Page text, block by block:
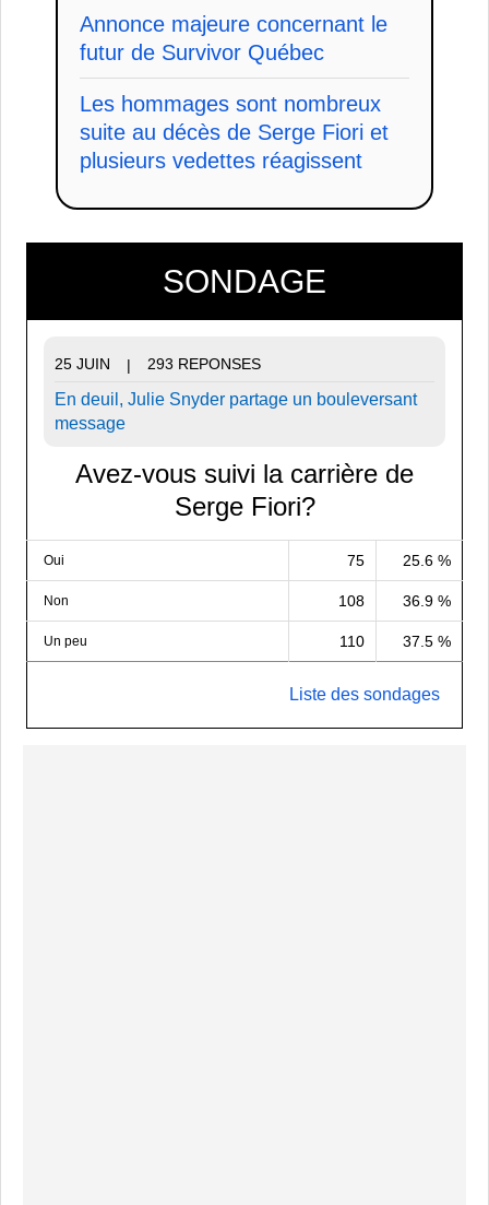
Annonce majeure concernant le
futur de Survivor Québec
Les hommages sont nombreux
suite au décès de Serge Fiori et
plusieurs vedettes réagissent
SONDAGE
25 JUIN | 293 REPONSES
En deuil, Julie Snyder partage un bouleversant
message
Avez-vous suivi la carrière de
Serge Fiori?
Oui 75 25.6 %
Non 108 36.9 %
Un peu 110 37.5 %
Liste des sondages